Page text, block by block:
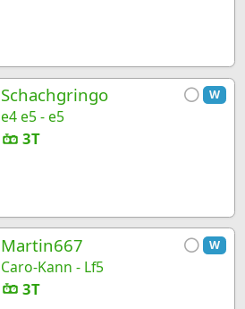
Schachgringo W
e4 e5 - e5
3T
Martin667 W
Caro-Kann - Lf5
3T